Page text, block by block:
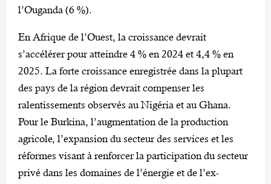
l’Ouganda (6 %).
En Afrique de l’Ouest, la croissance devrait
s’accélérer pour atteindre 4 % en 2024 et 4,4 % en
2025. La forte croissance enregistrée dans la plupart
des pays de la région devrait compenser les
ralentissements observés au Nigéria et au Ghana.
Pour le Burkina, l’augmentation de la production
agricole, l’expansion du secteur des services et les
réformes visant à renforcer la participation du sec­teur
privé dans les domaines de l’énergie et de l’ex­